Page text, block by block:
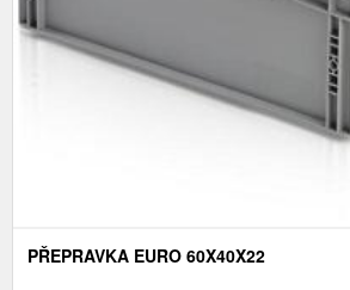
PŘEPRAVKA EURO 60X40X22